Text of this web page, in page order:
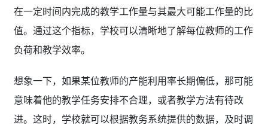
在一定时间内完成的教学工作量与其最大可能工作量的比
值。通过这个指标，学校可以清晰地了解每位教师的工作
负荷和教学效率。
想象一下，如果某位教师的产能利用率长期偏低，那可能
意味着他的教学任务安排不合理，或者教学方法有待改
进。这时，学校就可以根据教务系统提供的数据，及时调